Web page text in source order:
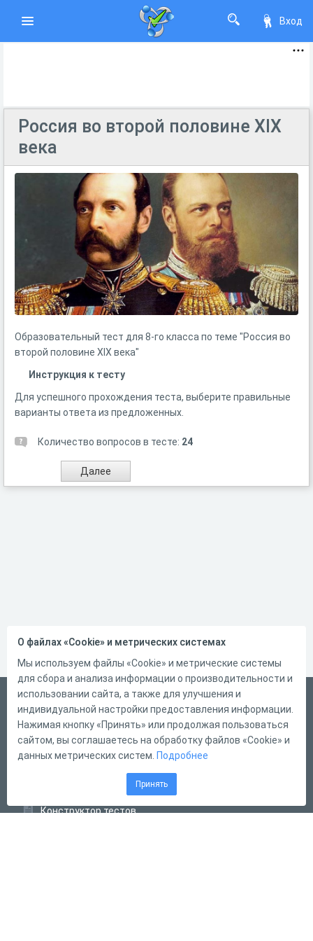
Вход
Россия во второй половине XIX
века
Образовательный тест для 8-го класса по теме "Россия во
второй половине XIX века"
Инструкция к тесту
Для успешного прохождения теста, выберите правильные
варианты ответа из предложенных.
Количество вопросов в тесте: 24
Русский
Справка
Форма обратной связи
Конструктор тестов
О файлах «Cookie» и метрических системах
Мы используем файлы «Cookie» и метрические системы
для сбора и анализа информации о производительности и
использовании сайта, а также для улучшения и
индивидуальной настройки предоставления информации.
Нажимая кнопку «Принять» или продолжая пользоваться
сайтом, вы соглашаетесь на обработку файлов «Cookie» и
данных метрических систем. Подробнее
Принять